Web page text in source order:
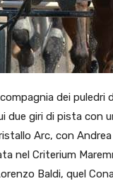
dei puledri
due giri di pista con
Arc, con
nel Criterium
Baldi, quel